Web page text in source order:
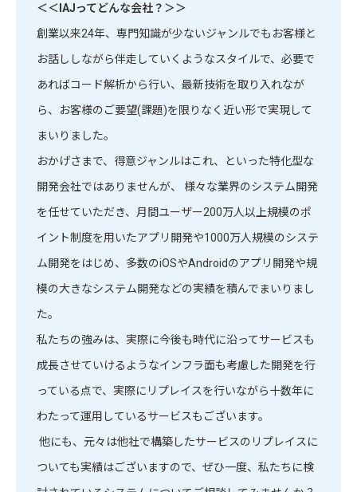
＜＜IAJってどんな会社？＞＞
創業以来24年、専門知識が少ないジャンルでもお客様と
お話ししながら伴走していくようなスタイルで、必要で
あればコード解析から行い、最新技術を取り入れなが
ら、お客様のご要望(課題)を限りなく近い形で実現して
まいりました。
おかげさまで、得意ジャンルはこれ、といった特化型な
開発会社ではありませんが、 様々な業界のシステム開発
を任せていただき、月間ユーザー200万人以上規模のポ
イント制度を用いたアプリ開発や1000万人規模のシステ
ム開発をはじめ、多数のiOSやAndroidのアプリ開発や規
模の大きなシステム開発などの実績を積んでまいりまし
た。
私たちの強みは、実際に今後も時代に沿ってサービスも
成長させていけるようなインフラ面も考慮した開発を行
っている点で、実際にリプレイスを行いながら十数年に
わたって運用しているサービスもございます。
他にも、元々は他社で構築したサービスのリプレイスに
ついても実績はございますので、ぜひ一度、私たちに検